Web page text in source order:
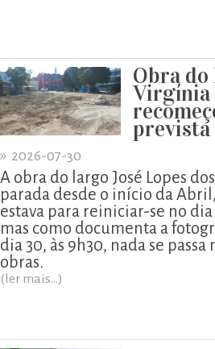
Obra
Virgínia
prevista
» 2026-07-30
A obra do largo José Lopes
parada desde o início da
estava para reiniciar-se no dia
mas como documenta a
dia 30, às 9h30, nada se passa
obras.
(ler mais...)